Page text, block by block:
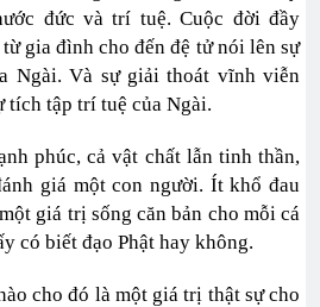
đức và trí tuệ. Cuộc đời đầy
gia đình cho đến đệ tử nói lên sự
Ngài. Và sự giải thoát vĩnh viễn
tích tập trí tuệ của Ngài.
phúc, cả vật chất lẫn tinh thần,
giá một con người. Ít khổ đau
giá trị sống căn bản cho mỗi cá
có biết đạo Phật hay không.
cho đó là một giá trị thật sự cho